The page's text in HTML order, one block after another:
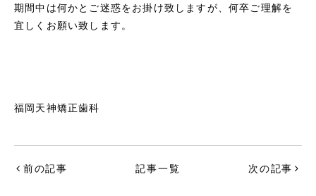
期間中は何かとご迷惑をお掛け致しますが、何卒ご理解を
宜しくお願い致します。
福岡天神矯正歯科
前の記事 記事一覧 次の記事